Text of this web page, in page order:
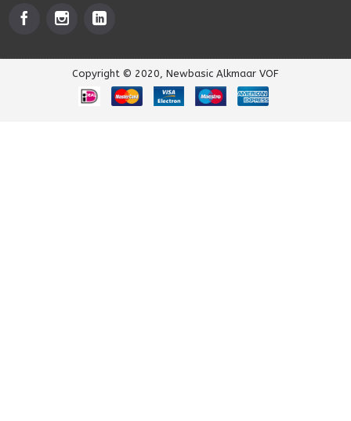
Copyright © 2020, Newbasic Alkmaar VOF